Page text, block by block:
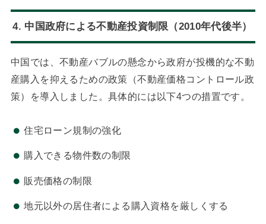
4. 中国政府による不動産投資制限（2010年代後半）
中国では、不動産バブルの懸念から政府が投機的な不動
産購入を抑えるための政策（不動産価格コントロール政
策）を導入しました。具体的には以下4つの措置です。
住宅ローン規制の強化
購入できる物件数の制限
販売価格の制限
地元以外の居住者による購入資格を厳しくする